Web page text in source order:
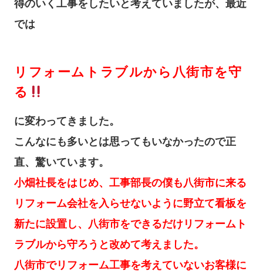
得のいく工事をしたいと考えていましたが、最近
では
リフォームトラブルから八街市を守
る
に変わってきました。
こんなにも多いとは思ってもいなかったので正
直、驚いています。
小畑社長をはじめ、工事部長の僕も八街市に来る
リフォーム会社を入らせないように野立て看板を
新たに設置し、八街市をできるだけリフォームト
ラブルから守ろうと改めて考えました。
八街市でリフォーム工事を考えていないお客様に